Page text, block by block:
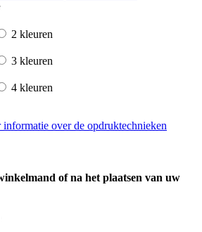
2 kleuren
3 kleuren
4 kleuren
informatie over de opdruktechnieken
of na het plaatsen van uw